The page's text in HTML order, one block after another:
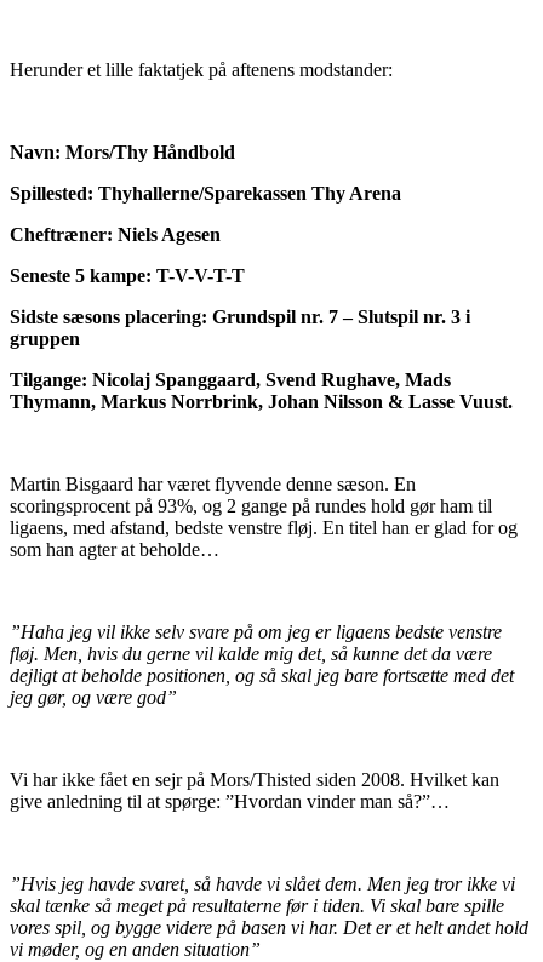
Herunder et lille faktatjek på aftenens modstander:
Navn: Mors/Thy Håndbold
Spillested: Thyhallerne/Sparekassen Thy Arena
Cheftræner: Niels Agesen
Seneste 5 kampe: T-V-V-T-T
Sidste sæsons placering: Grundspil nr. 7 – Slutspil nr. 3 i
gruppen
Tilgange: Nicolaj Spanggaard, Svend Rughave, Mads
Thymann, Markus Norrbrink, Johan Nilsson & Lasse Vuust.
Martin Bisgaard har været flyvende denne sæson. En
scoringsprocent på 93%, og 2 gange på rundes hold gør ham til
ligaens, med afstand, bedste venstre fløj. En titel han er glad for og
som han agter at beholde…
”Haha jeg vil ikke selv svare på om jeg er ligaens bedste venstre
fløj. Men, hvis du gerne vil kalde mig det, så kunne det da være
dejligt at beholde positionen, og så skal jeg bare fortsætte med det
jeg gør, og være god”
Vi har ikke fået en sejr på Mors/Thisted siden 2008. Hvilket kan
give anledning til at spørge: ”Hvordan vinder man så?”…
”Hvis jeg havde svaret, så havde vi slået dem. Men jeg tror ikke vi
skal tænke så meget på resultaterne før i tiden. Vi skal bare spille
vores spil, og bygge videre på basen vi har. Det er et helt andet hold
vi møder, og en anden situation”